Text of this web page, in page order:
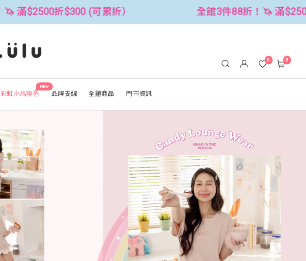
全館3件88折！🦄 滿$2500折$300 (可累折）
NEW
彩虹小馬聯名 品牌支線 全館商品 門市資訊
0 0